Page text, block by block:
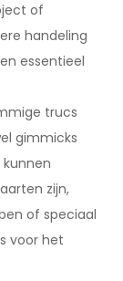
of
handeling
essentieel
trucs
gimmicks
zijn,
of speciaal
voor het